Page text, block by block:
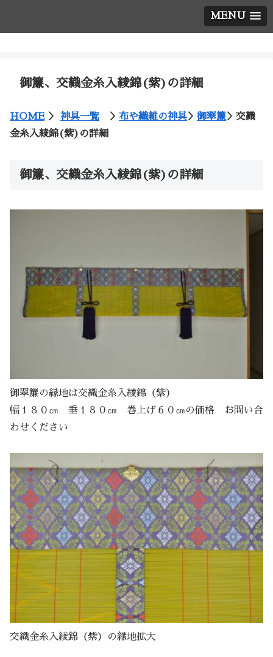
MENU
御簾、交織金糸入綾錦(紫)の詳細
HOME＞ 神具一覧 ＞ 布や繊維の神具＞ 御翠簾＞ 交織
金糸入綾錦(紫)の詳細
御簾、交織金糸入綾錦(紫)の詳細
御翠簾の縁地は交織金糸入綾錦（紫）
幅１８０㎝ 垂１８０㎝ 巻上げ６０㎝の価格 お問い合
わせください
交織金糸入綾錦（紫）の縁地拡大